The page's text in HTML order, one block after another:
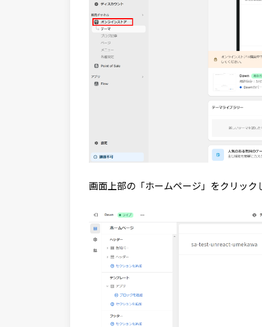
画面上部の「ホームページ」をクリッ